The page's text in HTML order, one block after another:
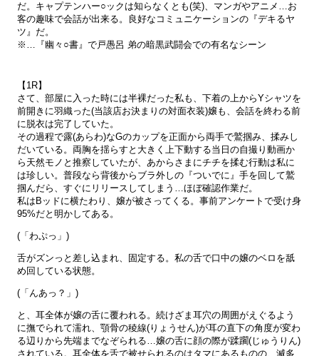
だ。キャプテンハー○ックは知らなくとも(笑)、マンガやアニメ…お
客の趣味で会話が出来る。良好なコミュニケーションの『デキるヤ
ツ』だ。
※…『幽々○書』で戸愚呂 弟の暗黒武闘会での有名なシーン
【1R】
さて、部屋に入った時には半裸だった私も、下着の上からYシャツを
前開きに羽織った(当該店お決まりの対面衣装)嬢も、会話を終わる前
に脱衣は完了していた。
その過程で露(あらわ)なGのカップを正面から両手で鷲掴み、揉みし
だいている。両胸を揺らすと大きく上下動する当日の自撮り動画か
ら天然モノと推察していたが、あからさまにチチを揉む行動は私に
は珍しい。普段なら背後からブラ外しの『ついでに』手を回して鷲
掴んだら、すぐにリリースしてしまう…ほぼ確認作業だ。
私はBッドに横たわり、嬢が被さってくる。事前アンケートで受け身
95%だと明かしてある。
(「わぷっ」)
舌がズンっと差し込まれ、固定する。私の舌で口中の嬢のベロを舐
め回している状態。
(「んあっ？」)
と、耳全体が嬢の舌に覆われる。続けざま耳穴の周囲がえぐるよう
に撫でられて濡れ、顎骨の稜線(りょうせん)が耳の直下の角度が変わ
る辺りから先端までなぞられる…嬢の舌に顔の際が蹂躙(じゅうりん)
されている。耳全体を舌で被せられるのはタマにあるものの、滅多